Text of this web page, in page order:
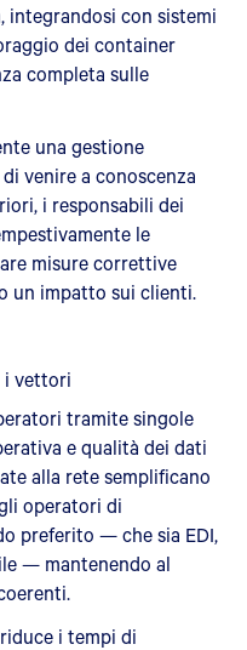
integrandosi con sistemi
dei container
completa sulle
una gestione
venire a conoscenza
i responsabili dei
le
misure correttive
un impatto sui clienti.
i vettori
tramite singole
e qualità dei dati
alla rete semplificano
operatori di
preferito — che sia EDI,
— mantenendo al
i tempi di